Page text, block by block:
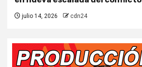
julio 14, 2026 cdn24